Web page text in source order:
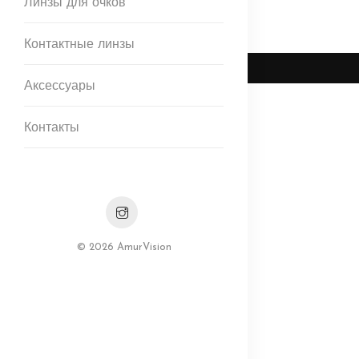
Линзы для очков
Контактные линзы
Аксессуары
Контакты
© 2026 AmurVision